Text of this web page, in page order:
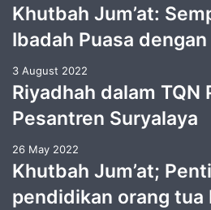
Khutbah Jum’at:
Ibadah Puasa
3 August 2022
Riyadhah dalam TQN
Pesantren Suryalaya
26 May 2022
Khutbah Jum’at;
pendidikan orang tua